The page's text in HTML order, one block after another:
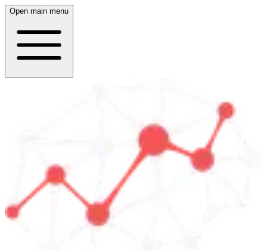
Open main menu